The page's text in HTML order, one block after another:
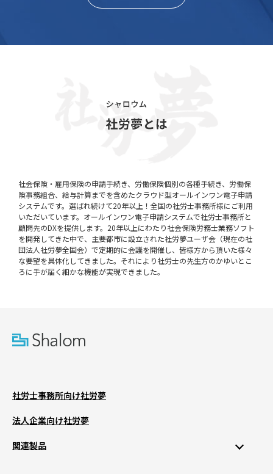
社会保険・雇用保険の申請手続き、労働保険個別の各種手続き、労働保
険事務組合、給与計算までを含めたクラウド型オールインワン電子申請
システムです。選ばれ続けて20年以上！全国の社労士事務所様にご利用
いただいています。オールインワン電子申請システムで社労士事務所と
顧問先のDXを提供します。20年以上にわたり社会保険労務士業務ソフト
を開発してきた中で、主要都市に設立された社労夢ユーザ会（現在の社
団法人社労夢全国会）で定期的に会議を開催し、皆様方から頂いた様々
な要望を具体化してきました。それにより社労士の先生方のかゆいとこ
ろに手が届く細かな機能が実現できました。
社労士事務所向け社労夢
法人企業向け社労夢
関連製品